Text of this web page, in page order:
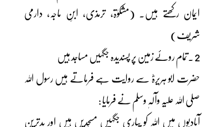
ایمان رکھتے ہیں۔ (مشکوٰۃ، ترمذی، ابنِ ماجہ، دارمی
شریف)
2 ۔تمام روئے زمین پر پسندیدہ جگہیں مساجد ہیں
حضرت ابو ہریرہؓ سے روایت ہے فرماتے ہیں رسول اللہ
صلی اللہ علیہ وآلہٖ وسلم نے فرمایا :
آبادیوں میں اللہ کو پیاری جگہیں مسجدیں ہیں اور بدترین